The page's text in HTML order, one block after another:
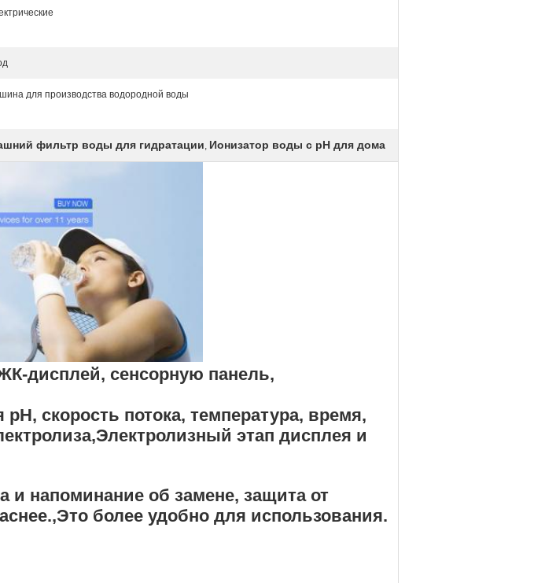
для производства водородной воды
фильтр воды для гидратации, Ионизатор воды с pH для дома
дисплей, сенсорную панель,
скорость потока, температура, время,
этап дисплея и
и напоминание об замене, защита от
более удобно для использования.